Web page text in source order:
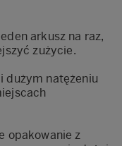
arkusz na raz,
zużycie.
dużym natężeniu
opakowanie z